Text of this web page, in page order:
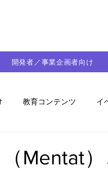
開発者／事業企画者向け
教育コンテンツ イ
Mentat